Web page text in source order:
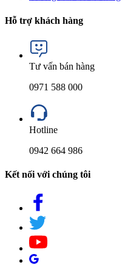
Hỗ trợ khách hàng
Tư vấn bán hàng
0971 588 000
Hotline
0942 664 986
Kết nối với chúng tôi